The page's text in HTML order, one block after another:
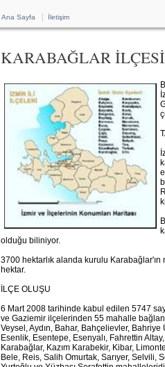
Ana Sayfa İletişim
KARABAĞLAR İLÇESİ
olduğu biliniyor.
3700 hektarlık alanda kurulu
hektar.
İLÇE OLUŞU
6 Mart 2008 tarihinde kabul edilen 5747
ve Gaziemir ilçelerinden 55 mahalle
Veysel, Aydın, Bahar, Bahçelievler,
Esenlik, Esentepe, Esenyalı, Fahrettin
Karabağlar, Kazım Karabekir, Kibar,
Bele, Reis, Salih Omurtak, Sarıyer, Selvili,